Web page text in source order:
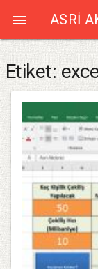
 ASRI
Etiket: